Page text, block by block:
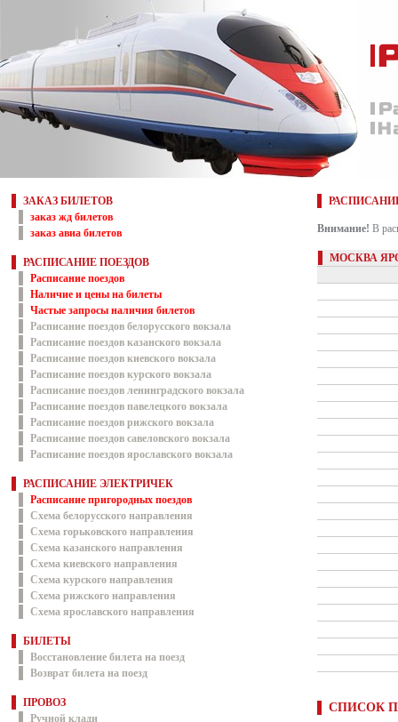
ЗАКАЗ БИЛЕТОВ
заказ жд билетов
заказ авиа билетов
РАСПИСАНИЕ ПОЕЗДОВ
Расписание поездов
Наличие и цены на билеты
Частые запросы наличия билетов
Расписание поездов белорусского вокзала
Расписание поездов казанского вокзала
Расписание поездов киевского вокзала
Расписание поездов курского вокзала
Расписание поездов ленинградского вокзала
Расписание поездов павелецкого вокзала
Расписание поездов рижского вокзала
Расписание поездов савеловского вокзала
Расписание поездов ярославского вокзала
РАСПИСАНИЕ ЭЛЕКТРИЧЕК
Расписание пригородных поездов
Схема белорусского направления
Схема горьковского направления
Схема казанского направления
Схема киевского направления
Схема курского направления
Схема рижского направления
Схема ярославского направления
БИЛЕТЫ
Восстановление билета на поезд
Возврат билета на поезд
ПРОВОЗ
Ручной клади
Внимание! В
МОСКВА
СПИСОК